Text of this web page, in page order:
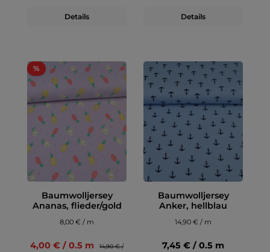
Details Details
%
Baumwolljersey
Ananas, flieder/gold
8,00 € / m
4,00 € / 0.5 m
14,90 € /
Baumwolljersey
Anker, hellblau
14,90 € / m
7,45 € / 0.5 m